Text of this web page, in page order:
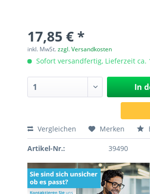
17,85 € *
inkl. MwSt.zzgl. Versandkosten
Sofort versandfertig, Lieferzeit ca.
In
Vergleichen Merken
Artikel-Nr.: 39490